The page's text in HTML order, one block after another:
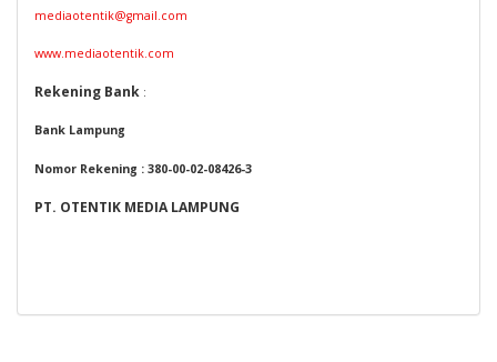
mediaotentik@gmail.com
www.mediaotentik.com
Rekening Bank :
Bank Lampung
Nomor Rekening : 380-00-02-08426-3
PT. OTENTIK MEDIA LAMPUNG